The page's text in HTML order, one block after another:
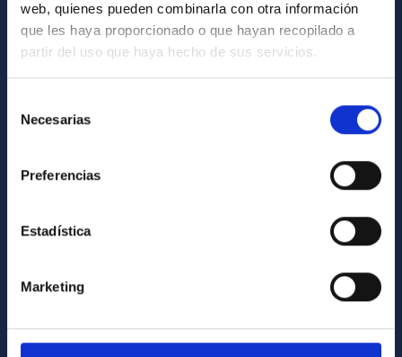
web, quienes pueden combinarla con otra información
que les haya proporcionado o que hayan recopilado a
partir del uso que haya hecho de sus servicios.
Necesarias
Preferencias
Estadística
Marketing
INFORMACIÓN GENERAL
Directorio de personal
INFORMACIÓN INSTITUCIONAL